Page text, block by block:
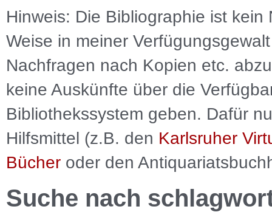
Hinweis: Die Bibliographie ist kein
Weise in meiner
Nachfragen nach Kopien etc.
keine Auskünfte über die
Bibliothekssystem geben. Dafür
Hilfsmittel (z.B. den Karlsruher
Bücher oder den
Suche nach